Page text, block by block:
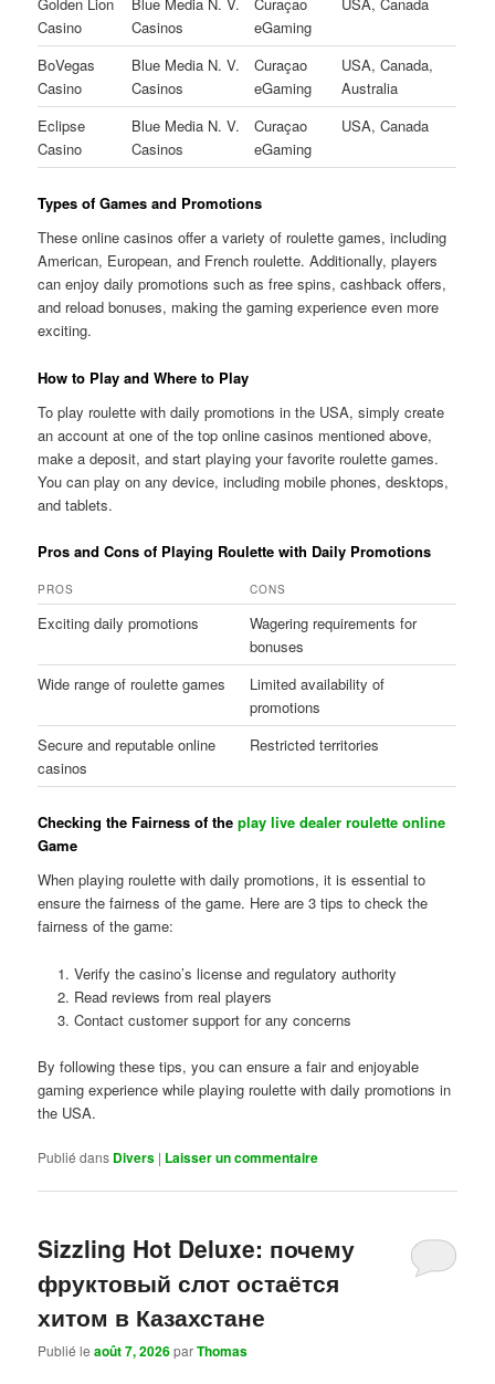
Casino
Casinos
eGaming
BoVegas
Casino
Blue Media N. V.
Casinos
Curaçao
eGaming
USA, Canada,
Australia
Eclipse
Casino
Blue Media N. V.
Casinos
Curaçao
eGaming
USA, Canada
Types of Games and Promotions
These online casinos offer a variety of roulette games, including
American, European, and French roulette. Additionally, players
can enjoy daily promotions such as free spins, cashback offers,
and reload bonuses, making the gaming experience even more
exciting.
How to Play and Where to Play
To play roulette with daily promotions in the USA, simply create
an account at one of the top online casinos mentioned above,
make a deposit, and start playing your favorite roulette games.
You can play on any device, including mobile phones, desktops,
and tablets.
Pros and Cons of Playing Roulette with Daily Promotions
PROS CONS
Exciting daily promotions
Wagering requirements for
bonuses
Wide range of roulette games
Limited availability of
promotions
Secure and reputable online
casinos
Restricted territories
Checking the Fairness of theplay live dealer roulette online
Game
When playing roulette with daily promotions, it is essential to
ensure the fairness of the game. Here are 3 tips to check the
fairness of the game:
Verify the casino’s license and regulatory authority
Read reviews from real players
Contact customer support for any concerns
By following these tips, you can ensure a fair and enjoyable
gaming experience while playing roulette with daily promotions in
the USA.
Publié dans Divers | Laisser un commentaire
Sizzling Hot Deluxe: почему
фруктовый слот остаётся
хитом в Казахстане
Publié leaoût 7, 2026parThomas